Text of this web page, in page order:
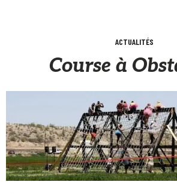
ACTUALITÉS
Course à